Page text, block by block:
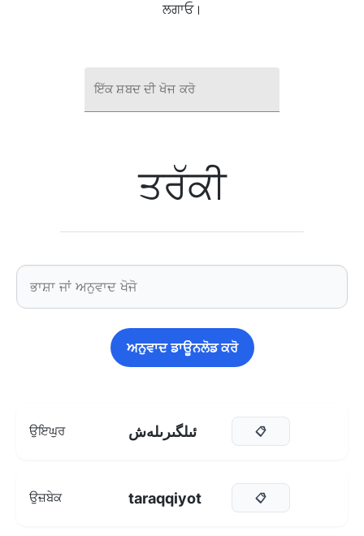
ਲਗਾਓ।
ਇੱਕ ਸ਼ਬਦ ਦੀ ਖੋਜ ਕਰੋ
ਤਰੱਕੀ
ਅਨੁਵਾਦ ਡਾਊਨਲੋਡ ਕਰੋ
ਉਇਘੁਰ ئىلگىرىلەش 📋
ਉਜ਼ਬੇਕ taraqqiyot 📋